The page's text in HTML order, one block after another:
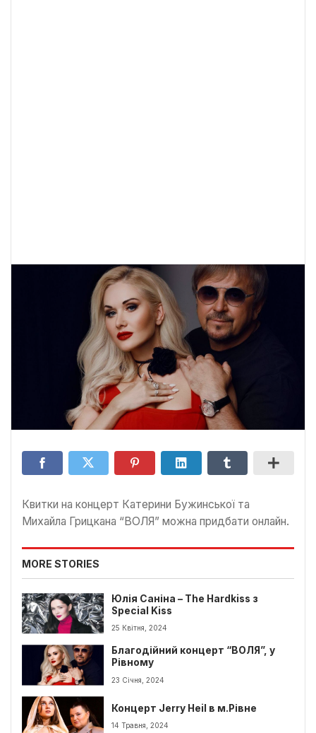
Квитки на концерт Катерини Бужинської та
Михайла Грицкана “ВОЛЯ” можна придбати онлайн.
MORE STORIES
Юлія Саніна – The Hardkiss з
Special Kiss
25 Квітня, 2024
Благодійний концерт “ВОЛЯ”, у
Рівному
23 Січня, 2024
Концерт Jerry Heil в м.Рівне
14 Травня, 2024